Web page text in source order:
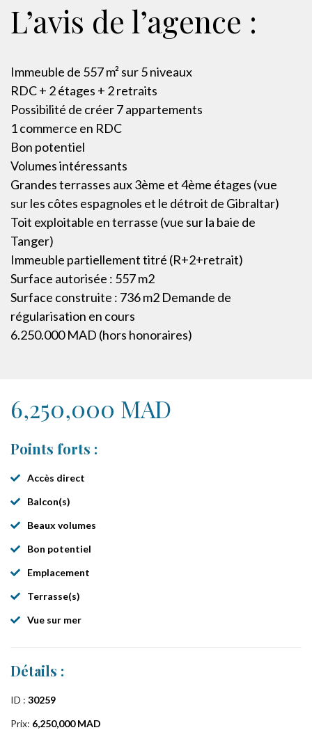
L’avis de l’agence :
Immeuble de 557 m² sur 5 niveaux
RDC + 2 étages + 2 retraits
Possibilité de créer 7 appartements
1 commerce en RDC
Bon potentiel
Volumes intéressants
Grandes terrasses aux 3ème et 4ème étages (vue
sur les côtes espagnoles et le détroit de Gibraltar)
Toit exploitable en terrasse (vue sur la baie de
Tanger)
Immeuble partiellement titré (R+2+retrait)
Surface autorisée : 557 m2
Surface construite : 736 m2 Demande de
régularisation en cours
6.250.000 MAD (hors honoraires)
6,250,000 MAD
Points forts :
Accès direct
Balcon(s)
Beaux volumes
Bon potentiel
Emplacement
Terrasse(s)
Vue sur mer
Détails :
ID : 30259
Prix: 6,250,000 MAD